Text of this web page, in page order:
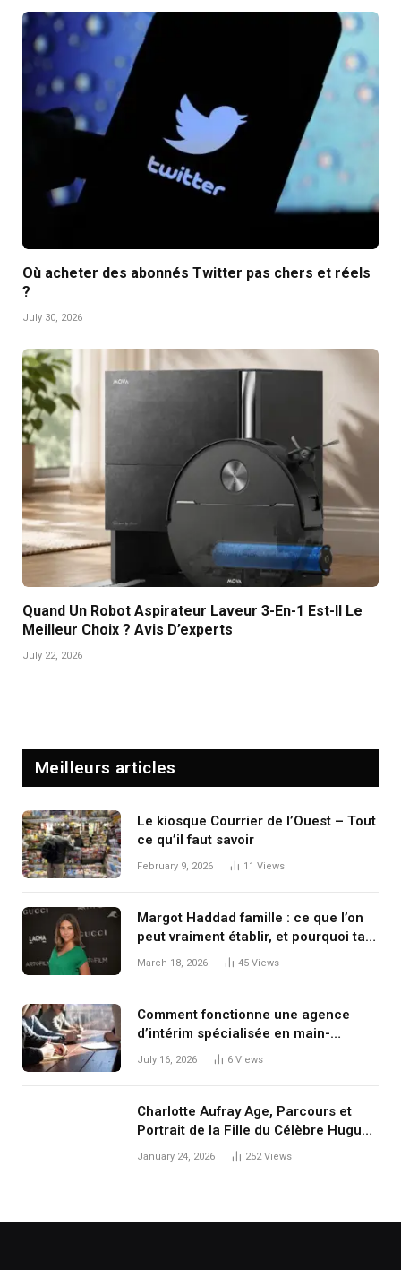
Où acheter des abonnés Twitter pas chers et réels
?
July 30, 2026
Quand Un Robot Aspirateur Laveur 3-En-1 Est-Il Le
Meilleur Choix ? Avis D’experts
July 22, 2026
Meilleurs articles
Le kiosque Courrier de l’Ouest – Tout
ce qu’il faut savoir
February 9, 2026 11 Views
Margot Haddad famille : ce que l’on
peut vraiment établir, et pourquoi tant
de zones d’ombre persistent
March 18, 2026 45 Views
Comment fonctionne une agence
d’intérim spécialisée en main-
d’œuvre étrangère
July 16, 2026 6 Views
Charlotte Aufray Age, Parcours et
Portrait de la Fille du Célèbre Hugues
January 24, 2026 252 Views